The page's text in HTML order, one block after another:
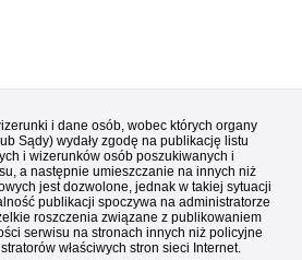
i dane osób, wobec których organy
Sądy) wydały zgodę na publikację listu
i wizerunków osób poszukiwanych i
a następnie umieszczanie na innych niż
jest dozwolone, jednak w takiej sytuacji
publikacji spoczywa na administratorze
roszczenia związane z publikowaniem
serwisu na stronach innych niż policyjne
właściwych stron sieci Internet.